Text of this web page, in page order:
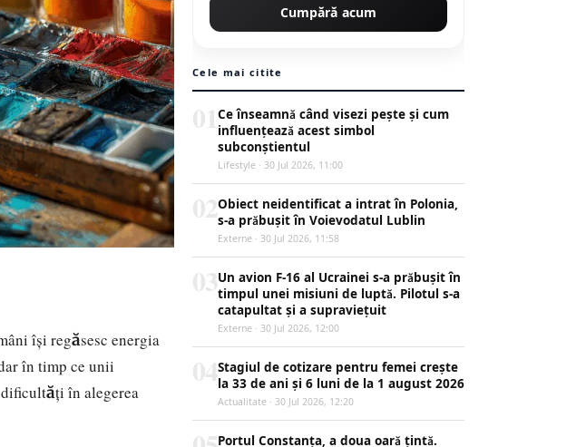
își regăsesc energia
în timp ce unii
în alegerea
Cumpără acum
Cele mai citite
Ce înseamnă când visezi pește și cum
influențează acest simbol
subconștientul
Lifestyle · 30 Jul 2026, 11:00
Obiect neidentificat a intrat în Polonia,
s-a prăbușit în Voievodatul Lublin
Externe · 30 Jul 2026, 11:58
Un avion F-16 al Ucrainei s-a prăbușit în
timpul unei misiuni de luptă. Pilotul s-a
catapultat și a supraviețuit
Externe · 30 Jul 2026, 12:00
Stagiul de cotizare pentru femei crește
la 33 de ani și 6 luni de la 1 august 2026
Actualitate · 30 Jul 2026, 12:20
Portul Constanța, a doua oară țintă.